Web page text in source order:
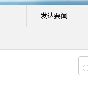
发达要闻